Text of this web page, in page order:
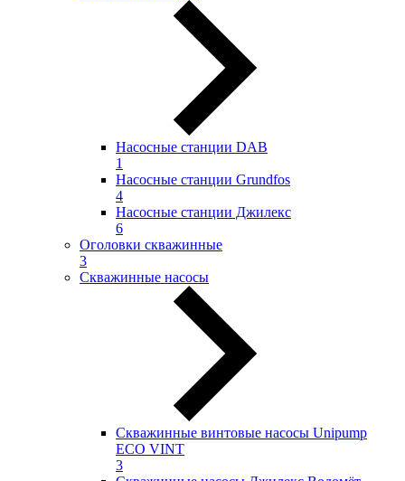
Насосные станции DAB
1
Насосные станции Grundfos
4
Насосные станции Джилекс
6
Оголовки скважинные
3
Скважинные насосы
Скважинные винтовые насосы Unipump
ECO VINT
3